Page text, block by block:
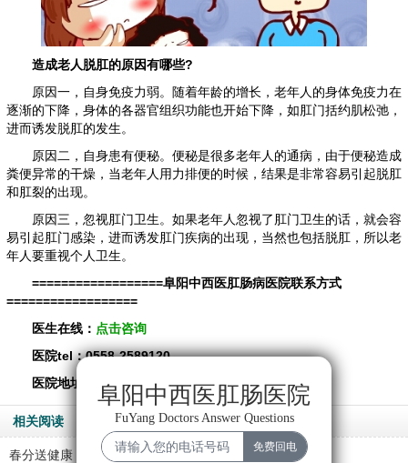
造成老人脱肛的原因有哪些?
原因一，自身免疫力弱。随着年龄的增长，老年人的身体免疫力在
逐渐的下降，身体的各器官组织功能也开始下降，如肛门括约肌松弛，
进而诱发脱肛的发生。
原因二，自身患有便秘。便秘是很多老年人的通病，由于便秘造成
粪便异常的干燥，当老年人用力排便的时候，结果是非常容易引起脱肛
和肛裂的出现。
原因三，忽视肛门卫生。如果老年人忽视了肛门卫生的话，就会容
易引起肛门感染，进而诱发肛门疾病的出现，当然也包括脱肛，所以老
年人要重视个人卫生。
==================阜阳中西医肛肠病医院联系方式
==================
医生在线： 点击咨询
医院tel：0558-2589120
医院地址：阜阳经济技术开发区新阳大道12号。
相关阅读
春分送健康，义诊暖人心！…
阜阳中西医肛肠医院
FuYang Doctors Answer Questions